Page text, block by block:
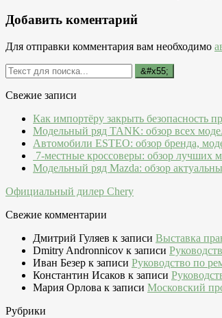
Добавить коментарий
Для отправки комментария вам необходимо
Свежие записи
Как импортёру закрыть безопасность
Модельный ряд TANK: обзор всех
Автомобили ESTEO: обзор бренда,
7-местные кроссоверы: обзор лучших
Модельный ряд Mazda: обзор
Официальный дилер Chery
Свежие комментарии
Дмитрий Гуляев к записи Выставка
Dmitry Andronnicov к записи
Иван Безер к записи Руководство по
Константин Исаков к записи
Мария Орлова к записи Московский
Рубрики